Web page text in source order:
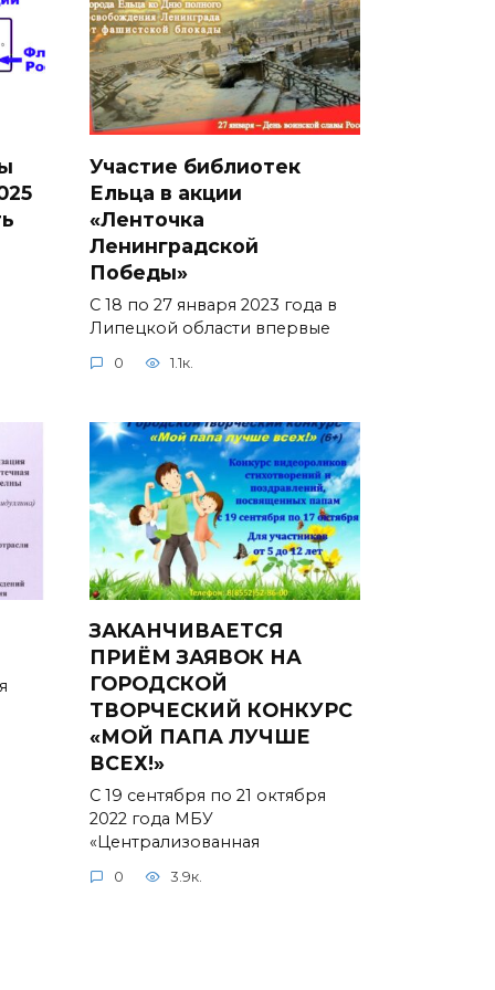
Участие библиотек
Ельца в акции
«Ленточка
Ленинградской
Победы»
С 18 по 27 января 2023 года в
Липецкой области впервые
0 1.1к.
ЗАКАНЧИВАЕТСЯ
ПРИЁМ ЗАЯВОК НА
ГОРОДСКОЙ
ТВОРЧЕСКИЙ КОНКУРС
«МОЙ ПАПА ЛУЧШЕ
ВСЕХ!»
С 19 сентября по 21 октября
2022 года МБУ
«Централизованная
0 3.9к.